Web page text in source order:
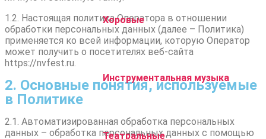
Хоровые
Инструментальная музыка
Театральные
1.2. Настоящая политика Оператора в отношении
обработки персональных данных (далее – Политика)
применяется ко всей информации, которую Оператор
может получить о посетителях веб-сайта
httpsː//nvfest.ru.
2. Основные понятия, используемые
в Политике
2.1. Автоматизированная обработка персональных
данных – обработка персональных данных с помощью